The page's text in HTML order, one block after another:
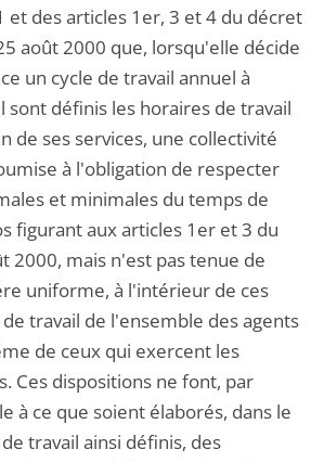
et des articles 1er, 3 et 4 du décret
août 2000 que, lorsqu'elle décide
un cycle de travail annuel à
définis les horaires de travail
de ses services, une collectivité
à l'obligation de respecter
et minimales du temps de
figurant aux articles 1er et 3 du
2000, mais n'est pas tenue de
uniforme, à l'intérieur de ces
travail de l'ensemble des agents
de ceux qui exercent les
Ces dispositions ne font, par
à ce que soient élaborés, dans le
travail ainsi définis, des